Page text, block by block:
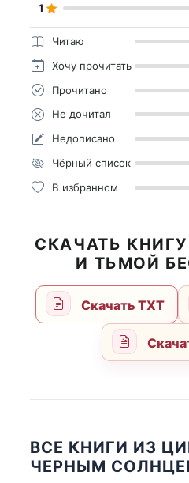
1
Читаю
Хочу прочитать
Прочитано
Не дочитал
Недописано
Чёрный список
В избранном
СКАЧАТЬ
И ТЬМОЙ
Скачать TXT
ВСЕ КНИГИ ИЗ
ЧЕРНЫМ